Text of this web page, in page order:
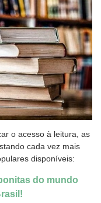
o acesso à leitura, as
cada vez mais
disponíveis:
do mundo